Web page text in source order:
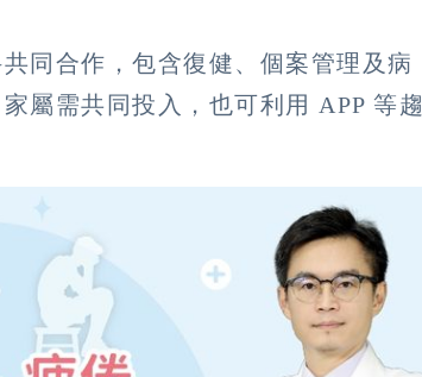
同合作，包含復健、個案管理及病
屬需共同投入，也可利用 APP 等趨